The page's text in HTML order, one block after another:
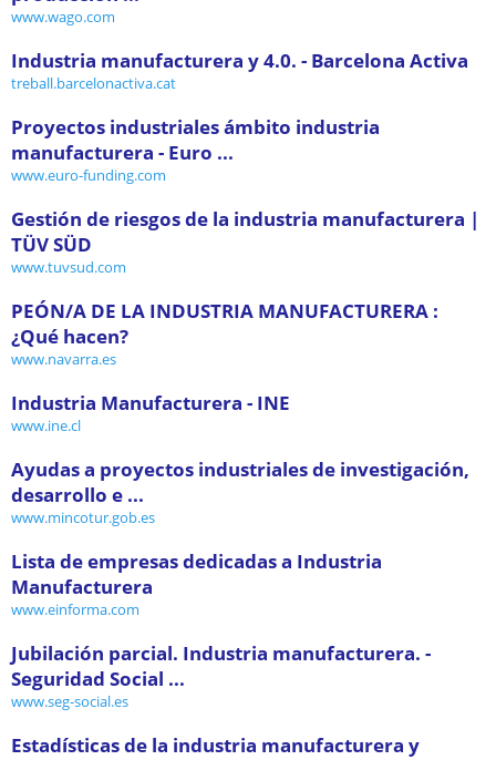
www.wago.com
Industria manufacturera y 4.0. - Barcelona Activa
treball.barcelonactiva.cat
Proyectos industriales ámbito industria
manufacturera - Euro ...
www.euro-funding.com
Gestión de riesgos de la industria manufacturera |
TÜV SÜD
www.tuvsud.com
PEÓN/A DE LA INDUSTRIA MANUFACTURERA :
¿Qué hacen?
www.navarra.es
Industria Manufacturera - INE
www.ine.cl
Ayudas a proyectos industriales de investigación,
desarrollo e ...
www.mincotur.gob.es
Lista de empresas dedicadas a Industria
Manufacturera
www.einforma.com
Jubilación parcial. Industria manufacturera. -
Seguridad Social ...
www.seg-social.es
Estadísticas de la industria manufacturera y